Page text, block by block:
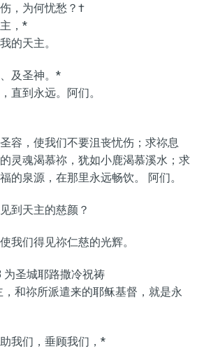
，为何忧愁？†
，*
的天主。
及圣神。*
直到永远。阿们。
容，使我们不要沮丧忧伤；求祢息
灵魂渴慕祢，犹如小鹿渴慕溪水；求
的泉源，在那里永远畅饮。 阿们。
到天主的慈颜？
我们得见祢仁慈的光辉。
圣城耶路撒冷祝祷
，和祢所派遣来的耶稣基督，就是永
我们，垂顾我们，*